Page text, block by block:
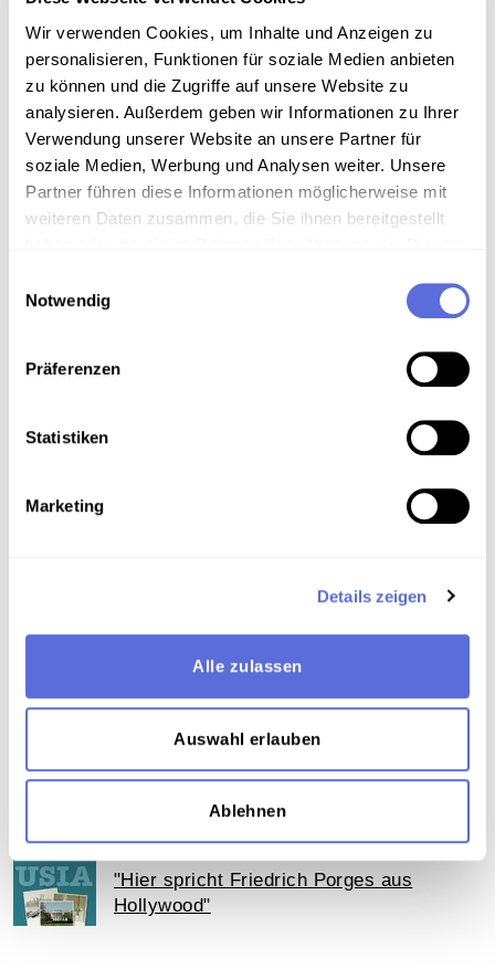
Wir verwenden Cookies, um Inhalte und Anzeigen zu
personalisieren, Funktionen für soziale Medien anbieten
zu können und die Zugriffe auf unsere Website zu
analysieren. Außerdem geben wir Informationen zu Ihrer
Verwendung unserer Website an unsere Partner für
soziale Medien, Werbung und Analysen weiter. Unsere
Partner führen diese Informationen möglicherweise mit
weiteren Daten zusammen, die Sie ihnen bereitgestellt
Notwendig
Präferenzen
Statistiken
Marketing
Details zeigen
Alle zulassen
Auswahl erlauben
Ablehnen
Sammlung Aufnahmen des "United States Information
Art der Aufnahme
Interview
Metadaten
Verortung in der digitalen Sammlung
Film,Theater ,Drama
Sammlung Aufnahmen des "United States Information
Service" ( USIS ) aus der Wienbibliothek
Das Medium in Onlineausstellungen
Dieses Medium wird hier verwendet:
"Hier spricht Friedrich Porges aus
Hollywood"